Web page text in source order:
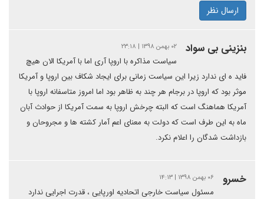
ارسال نظر
بنزینی بی سواد ۰۲ بهمن ۱۳۹۸ | ۲۳:۱۸
سیاست مذاکره با اروپا آری اما با آمریکا الان هیچ
فاید ه ای ندارد زیرا این سیاست زمانی برای ایجاد شکاف بین اروپا و آمریکا
موثر بود که اروپا در برجام هر چند به ظاهر بود اما امروز متاسفانه اروپا با
آمریکا هماهنگ است که البته چرخش اروپا به سمت آمریکا از حوادث آبان
ماه به این طرف است که دولت به معنای اعم آمار کشته ها و مجروحان و
بازداشت شدگان را اعلام نکرد.
خسرو ۰۶ بهمن ۱۳۹۸ | ۱۴:۱۳
مسئول سیاست خارجی اتحادیه اورپایی ، قدرت اجرایی ندارد